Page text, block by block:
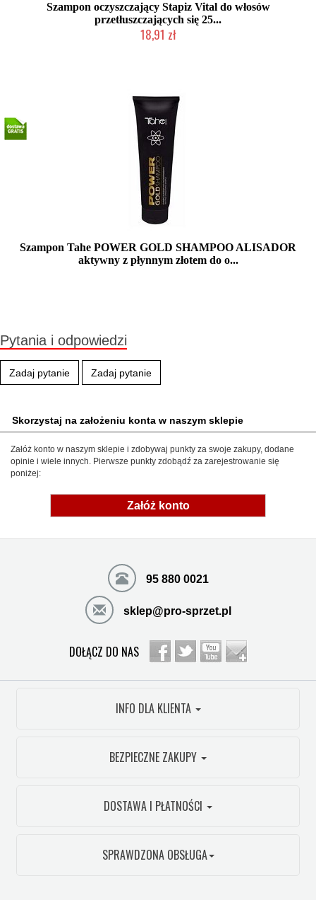
Szampon oczyszczający Stapiz Vital do włosów
przetłuszczających się 25...
18,91 zł
Szampon Tahe POWER GOLD SHAMPOO ALISADOR
aktywny z płynnym złotem do o...
Pytania i odpowiedzi
Zadaj pytanie Zadaj pytanie
Skorzystaj na założeniu konta w naszym sklepie
Załóż konto w naszym sklepie i zdobywaj punkty za swoje zakupy, dodane
opinie i wiele innych. Pierwsze punkty zdobądź za zarejestrowanie się
poniżej:
Załóż konto
95 880 0021
sklep@pro-sprzet.pl
DOŁĄCZ DO NAS
INFO DLA KLIENTA
BEZPIECZNE ZAKUPY
DOSTAWA I PŁATNOŚCI
SPRAWDZONA OBSŁUGA